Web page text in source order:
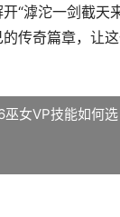
开“滹沱一剑截天
传奇篇章，让
巫女VP技能如何